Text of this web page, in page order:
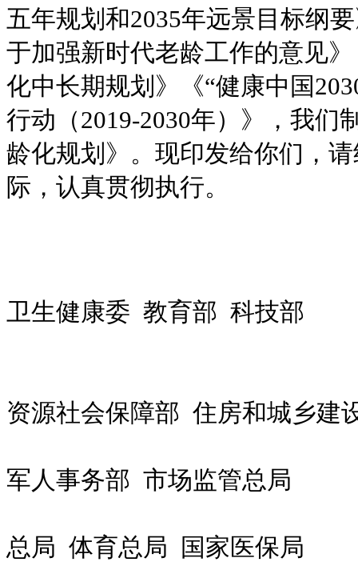
五年规划和2035年远景目标纲
于加强新时代老龄工作的意见
化中长期规划》《“健康中国
行动（2019-2030年）》，我们
龄化规划》。现印发给你们，
际，认真贯彻执行。
卫生健康委 教
资源社会保障部 住房和城乡建
军人事务部 市场监管总局
总局 体育总局 国家医保局